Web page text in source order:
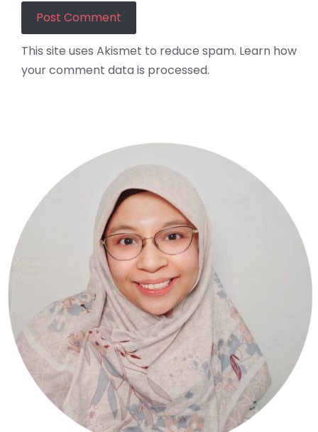
This site uses Akismet to reduce spam. Learn how
your comment data is processed.